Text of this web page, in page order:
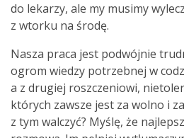
do lekarzy, ale my musimy
z wtorku na środę.
Nasza praca jest podwójnie
ogrom wiedzy potrzebnej w
a z drugiej roszczeniowi,
których zawsze jest za wolno i
z tym walczyć? Myślę, że